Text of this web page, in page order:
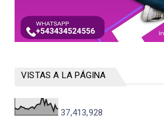
VISTAS A LA PÁGINA
37,413,928